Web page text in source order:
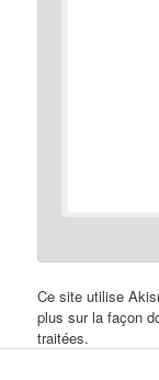
Ce site utilise
plus sur la façon
traitées.